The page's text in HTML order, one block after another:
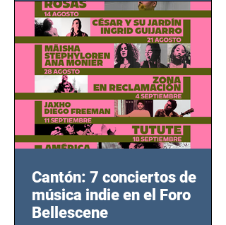
bélicos.
Cantón: 7 conciertos de
música indie en el Foro
Bellescene